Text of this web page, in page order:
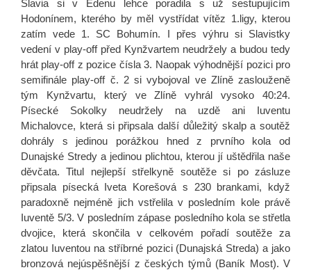
Slavia si v Edenu lehce poradila s už sestupujícím
Hodonínem, kterého by měl vystřídat vítěz 1.ligy, kterou
zatím vede 1. SC Bohumín. I přes výhru si Slavistky
vedení v play-off před Kynžvartem neudržely a budou tedy
hrát play-off z pozice čísla 3. Naopak výhodnější pozici pro
semifinále play-off č. 2 si vybojoval ve Zlíně zaslouženě
tým Kynžvartu, který ve Zlíně vyhrál vysoko 40:24.
Písecké Sokolky neudržely na uzdě ani Iuventu
Michalovce, která si připsala další důležitý skalp a soutěž
dohrály s jedinou porážkou hned z prvního kola od
Dunajské Stredy a jedinou plichtou, kterou jí uštědřila naše
děvčata. Titul nejlepší střelkyně soutěže si po zásluze
připsala písecká Iveta Korešová s 230 brankami, když
paradoxně nejméně jich vstřelila v posledním kole právě
Iuventě 5/3. V posledním zápase posledního kola se střetla
dvojice, která skončila v celkovém pořadí soutěže za
zlatou Iuventou na stříbrné pozici (Dunajská Streda) a jako
bronzová nejúspěšnější z českých týmů (Baník Most). V